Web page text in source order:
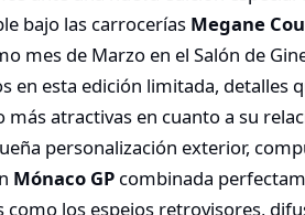
bajo las carrocerías Megane
mes de Marzo en el Salón de
en esta edición limitada, detalles
atractivas en cuanto a su
personalización exterior,
Mónaco GP combinada
los espejos retrovisores,